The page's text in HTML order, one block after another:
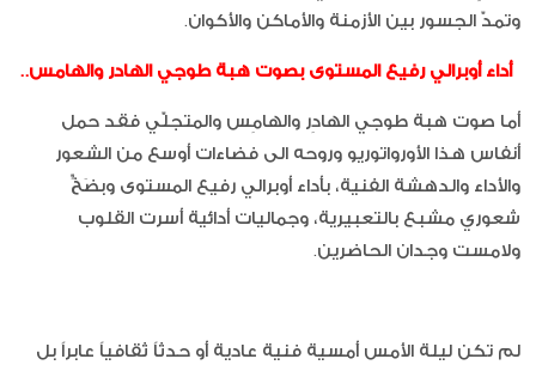
وتمدّ الجسور بين الأزمنة والأماكن والأكوان.
أداء أوبرالي رفيع المستوى بصوت هبة طوجي الهادر والهامس..
أما صوت هبة طوجي الهادِر والهامِس والمتجلّي فقد حمل
أنفاس هذا الأورواتوريو وروحه الى فضاءات أوسع من الشعور
والأداء والدهشة الفنية، بأداء أوبرالي رفيع المستوى وبضَخٍّ
شعوري مشبع بالتعبيرية، وجماليات أدائية أسرت القلوب
ولامست وجدان الحاضرين.
لم تكن ليلة الأمس أمسية فنية عادية أو حدثاً ثقافياً عابراً بل